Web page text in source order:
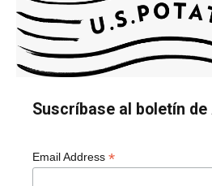
Suscríbase al boletín de
Email Address *